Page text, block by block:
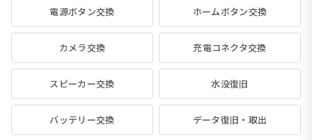
電源ボタン交換 ホームボタン交換
カメラ交換 充電コネクタ交換
スピーカー交換 水没復旧
バッテリー交換 データ復旧・取出